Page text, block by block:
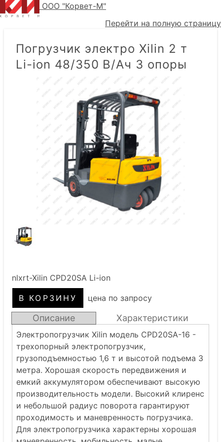
ООО "Корвет-М"
Перейти на полную страницу
Погрузчик электро Xilin 2 т
Li-ion 48/350 В/Ач 3 опоры
nlxrt-Xilin CPD20SA Li-ion
цена по запросу
Описание
Электропогрузчик Xilin модель CPD20SA-16 -
трехопорный электропогрузчик,
грузоподъемностью 1,6 т и высотой подъема 3
метра. Хорошая скорость передвижения и
емкий аккумулятором обеспечивают высокую
производительность модели. Высокий клиренс
и небольшой радиус поворота гарантируют
проходимость и маневренность погрузчика.
Для электропогрузчика характерны хорошая
Характеристики